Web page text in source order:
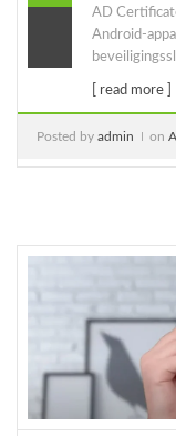
AD
Android-
[ read more ]
Posted by admin on